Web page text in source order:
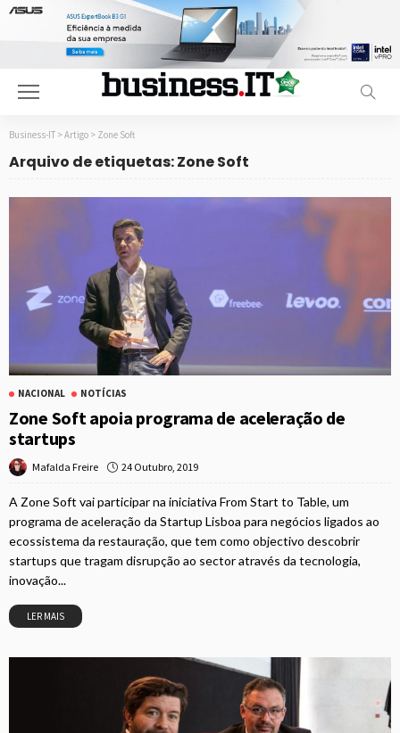
Business-IT > Artigo > Zone Soft
Arquivo de etiquetas: Zone Soft
NACIONAL NOTÍCIAS
Zone Soft apoia programa de aceleração de
startups
Mafalda Freire 24 Outubro, 2019
A Zone Soft vai participar na iniciativa From Start to Table, um
programa de aceleração da Startup Lisboa para negócios ligados ao
ecossistema da restauração, que tem como objectivo descobrir
startups que tragam disrupção ao sector através da tecnologia,
inovação...
LER MAIS